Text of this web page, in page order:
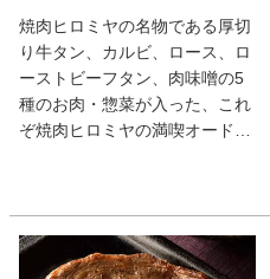
焼肉ヒロミヤの名物である厚切
り牛タン、カルビ、ロース、ロ
ーストビーフタン、肉味噌の5
種のお肉・惣菜が入った、これ
ぞ焼肉ヒロミヤの満喫オードブ
だわりのお肉をギフトで贈りた
いという方におすすめです。